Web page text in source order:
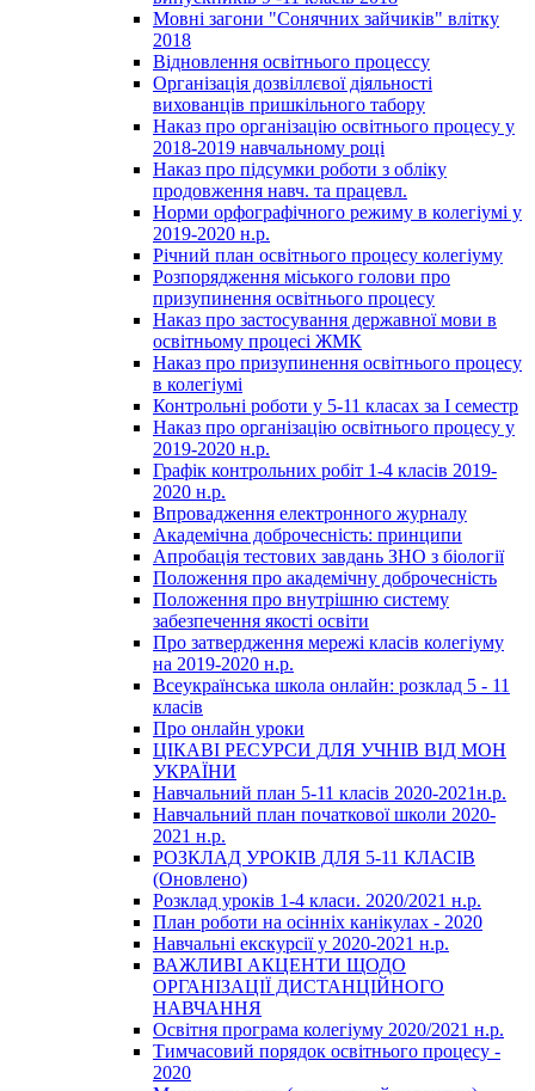
Мовні загони "Сонячних зайчиків" влітку
2018
Відновлення освітнього процессу
Організація дозвіллєвої діяльності
вихованців пришкільного табору
Наказ про організацію освітнього процесу у
2018-2019 навчальному році
Наказ про підсумки роботи з обліку
продовження навч. та працевл.
Норми орфографічного режиму в колегіумі у
2019-2020 н.р.
Річний план освітнього процесу колегіуму
Розпорядження міського голови про
призупинення освітнього процесу
Наказ про застосування державної мови в
освітньому процесі ЖМК
Наказ про призупинення освітнього процесу
в колегіумі
Контрольні роботи у 5-11 класах за І семестр
Наказ про організацію освітнього процесу у
2019-2020 н.р.
Графік контрольних робіт 1-4 класів 2019-
2020 н.р.
Впровадження електронного журналу
Академічна доброчесність: принципи
Апробація тестових завдань ЗНО з біології
Положення про академічну доброчесність
Положення про внутрішню систему
забезпечення якості освіти
Про затвердження мережі класів колегіуму
на 2019-2020 н.р.
Всеукраїнська школа онлайн: розклад 5 - 11
класів
Про онлайн уроки
ЦІКАВІ РЕСУРСИ ДЛЯ УЧНІВ ВІД МОН
УКРАЇНИ
Навчальний план 5-11 класів 2020-2021н.р.
Навчальний план початкової школи 2020-
2021 н.р.
РОЗКЛАД УРОКІВ ДЛЯ 5-11 КЛАСІВ
(Оновлено)
Розклад уроків 1-4 класи. 2020/2021 н.р.
План роботи на осінніх канікулах - 2020
Навчальні екскурсії у 2020-2021 н.р.
ВАЖЛИВІ АКЦЕНТИ ЩОДО
ОРГАНІЗАЦІЇ ДИСТАНЦІЙНОГО
НАВЧАННЯ
Освітня програма колегіуму 2020/2021 н.р.
Тимчасовий порядок освітнього процесу -
2020